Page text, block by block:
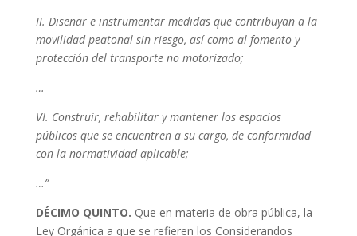
II. Diseñar e instrumentar medidas que contribuyan a la
movilidad peatonal sin riesgo, así como al fomento y
protección del transporte no motorizado;
…
VI. Construir, rehabilitar y mantener los espacios
públicos que se encuentren a su cargo, de conformidad
con la normatividad aplicable;
…”
DÉCIMO QUINTO. Que en materia de obra pública, la
Ley Orgánica a que se refieren los Considerandos